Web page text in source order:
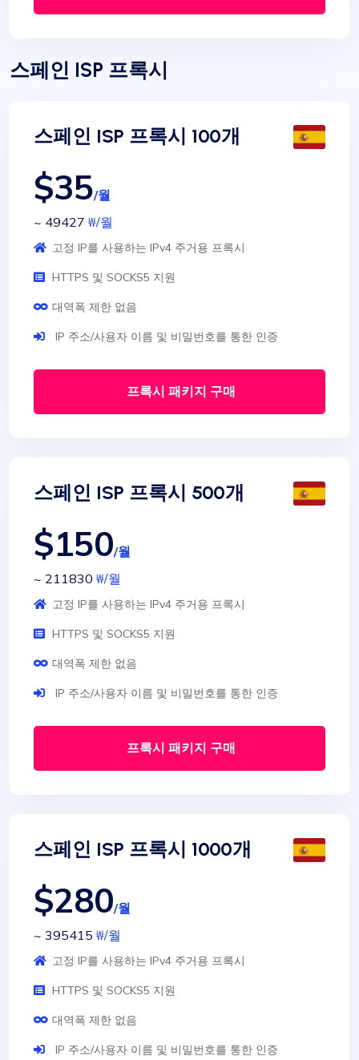
스페인 ISP 프록시
스페인 ISP 프록시 100개
$35/월
~ 49427 ₩/월
고정 IP를 사용하는 IPv4 주거용 프록시
HTTPS 및 SOCKS5 지원
대역폭 제한 없음
IP 주소/사용자 이름 및 비밀번호를 통한 인증
프록시 패키지 구매
스페인 ISP 프록시 500개
$150/월
~ 211830 ₩/월
고정 IP를 사용하는 IPv4 주거용 프록시
HTTPS 및 SOCKS5 지원
대역폭 제한 없음
IP 주소/사용자 이름 및 비밀번호를 통한 인증
프록시 패키지 구매
스페인 ISP 프록시 1000개
$280/월
~ 395415 ₩/월
고정 IP를 사용하는 IPv4 주거용 프록시
HTTPS 및 SOCKS5 지원
대역폭 제한 없음
IP 주소/사용자 이름 및 비밀번호를 통한 인증